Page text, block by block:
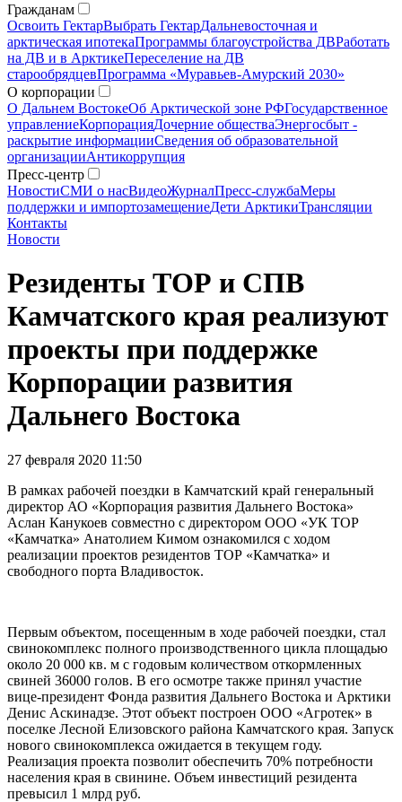
Гражданам
Освоить ГектарВыбрать ГектарДальневосточная и
арктическая ипотекаПрограммы благоустройства ДВРаботать
на ДВ и в АрктикеПереселение на ДВ
старообрядцевПрограмма «Муравьев-Амурский 2030»
О корпорации
О Дальнем ВостокеОб Арктической зоне РФГосударственное
управлениеКорпорацияДочерние обществаЭнергосбыт -
раскрытие информацииСведения об образовательной
организацииАнтикоррупция
Пресс-центр
НовостиСМИ о насВидеоЖурналПресс-службаМеры
поддержки и импортозамещениеДети АрктикиТрансляции
Контакты
Новости
Резиденты ТОР и СПВ
Камчатского края реализуют
проекты при поддержке
Корпорации развития
Дальнего Востока
27 февраля 2020 11:50
В рамках рабочей поездки в Камчатский край генеральный
директор АО «Корпорация развития Дальнего Востока»
Аслан Канукоев совместно с директором ООО «УК ТОР
«Камчатка» Анатолием Кимом ознакомился с ходом
реализации проектов резидентов ТОР «Камчатка» и
свободного порта Владивосток.
Первым объектом, посещенным в ходе рабочей поездки, стал
свинокомплекс полного производственного цикла площадью
около 20 000 кв. м с годовым количеством откормленных
свиней 36000 голов. В его осмотре также принял участие
вице-президент Фонда развития Дальнего Востока и Арктики
Денис Аскинадзе. Этот объект построен ООО «Агротек» в
поселке Лесной Елизовского района Камчатского края. Запуск
нового свинокомплекса ожидается в текущем году.
Реализация проекта позволит обеспечить 70% потребности
населения края в свинине. Объем инвестиций резидента
превысил 1 млрд руб.